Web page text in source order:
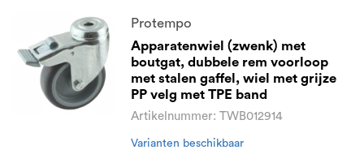
Protempo
Apparatenwiel (zwenk) met
boutgat, dubbele rem voorloop
met stalen gaffel, wiel met grijze
PP velg met TPE band
Artikelnummer: TWB012914
Varianten beschikbaar